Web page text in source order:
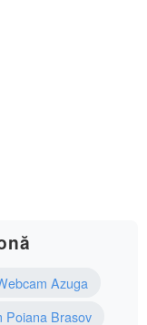
Azuga
Brasov